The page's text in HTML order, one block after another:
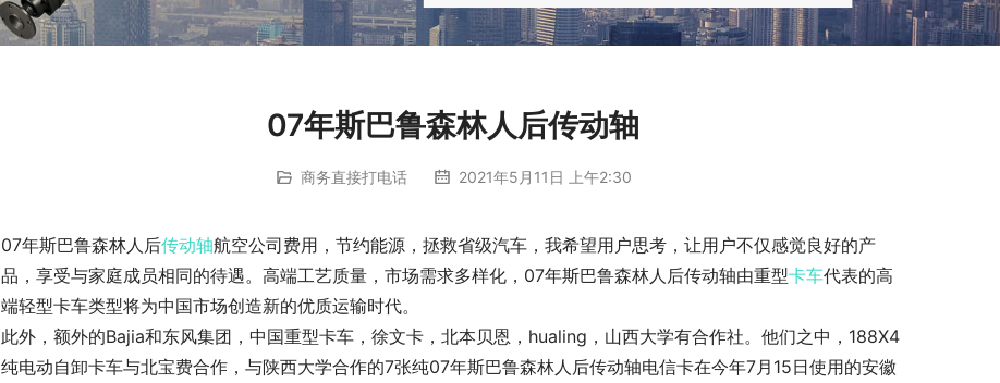
07年斯巴鲁森林人后传动轴
商务直接打电话 2021年5月11日 上午2:30
07年斯巴鲁森林人后传动轴航空公司费用，节约能源，拯救省级汽车，我希望用户思考，让用户不仅感觉良好的产
品，享受与家庭成员相同的待遇。高端工艺质量，市场需求多样化，07年斯巴鲁森林人后传动轴由重型卡车代表的高
端轻型卡车类型将为中国市场创造新的优质运输时代。
此外，额外的Bajia和东风集团，中国重型卡车，徐文卡，北本贝恩，hualing，山西大学有合作社。他们之中，188X4
纯电动自卸卡车与北宝费合作，与陕西大学合作的7张纯07年斯巴鲁森林人后传动轴电信卡在今年7月15日使用的安徽